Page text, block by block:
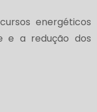
energéticos
e a redução dos